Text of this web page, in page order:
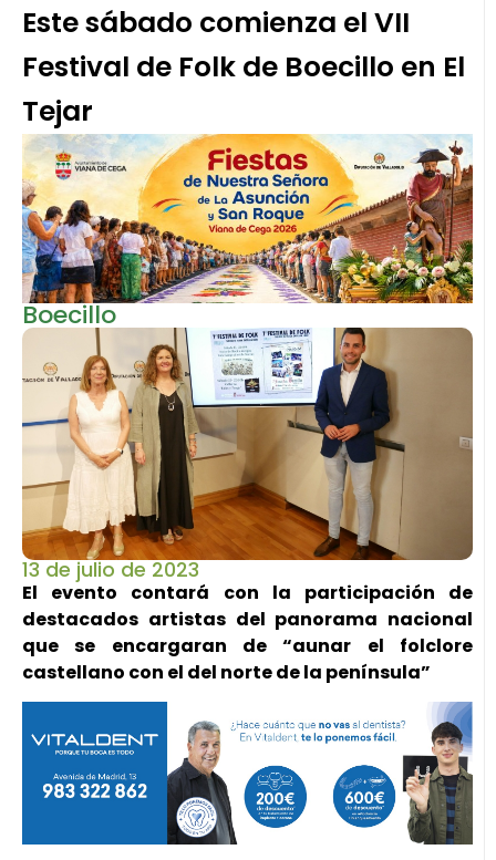
Este sábado comienza el VII
Festival de Folk de Boecillo en El
Tejar
Boecillo
13 de julio de 2023
El evento contará con la participación de
destacados artistas del panorama nacional
que se encargaran de “aunar el folclore
castellano con el del norte de la península”